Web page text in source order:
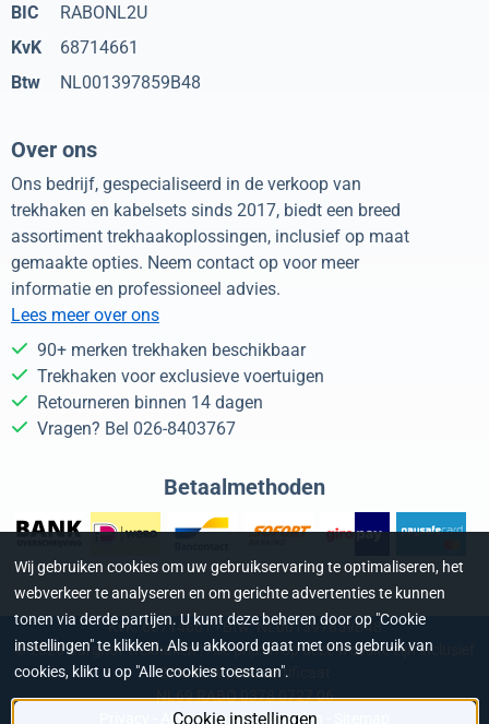
BIC
RABONL2U
KvK
68714661
Btw
NL001397859B48
Over ons
Ons bedrijf, gespecialiseerd in de verkoop van
trekhaken en kabelsets sinds 2017, biedt een breed
assortiment trekhaakoplossingen, inclusief op maat
gemaakte opties. Neem contact op voor meer
informatie en professioneel advies.
Lees meer over ons
90+ merken trekhaken beschikbaar
Trekhaken voor exclusieve voertuigen
Retourneren binnen 14 dagen
Vragen? Bel 026-8403767
Betaalmethoden
KvK: 68714661 - Btw: NL001397859B48
©2026Burghof Trekhaken | Alle prijzen op deze website zijn inclusief
21% BTW | SSL certificaat
NL69 RABO 0378 0727 06
Algemene Voorwaarden
Wij gebruiken cookies om uw gebruikservaring te optimaliseren, het
webverkeer te analyseren en om gerichte advertenties te kunnen
tonen via derde partijen. U kunt deze beheren door op "Cookie
instellingen" te klikken. Als u akkoord gaat met ons gebruik van
cookies, klikt u op "Alle cookies toestaan".
Cookie instellingen